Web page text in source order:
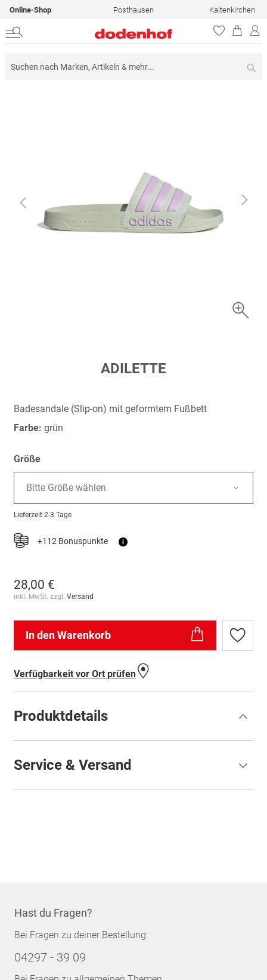
Online-Shop Posthausen Kaltenkirchen
springen
ADILETTE
Badesandale (Slip-on) mit geformtem Fußbett
Farbe: grün
Größe
Bitte Größe wählen
Lieferzeit 2-3 Tage
+112 Bonuspunkte i
28,00 €
inkl. MwSt. zzgl. Versand
In den Warenkorb
Zur
Verfügbarkeit vor Ort prüfen
Produktdetails
Service & Versand
Hast du Fragen?
Bei Fragen zu deiner Bestellung:
04297 - 39 09